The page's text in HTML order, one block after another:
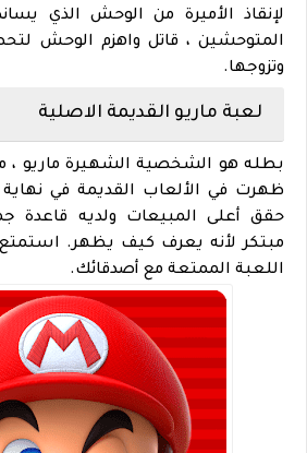
لإنقاذ الأميرة من الوحش الذي
المتوحشين ، قاتل واهزم الوحش
وتزوجها.
لعبة ماريو القديمة الاصلية
بطله هو الشخصية الشهيرة ماريو ،
ظهرت في الألعاب القديمة في نهاية
حقق أعلى المبيعات ولديه قاعدة
مبتكر لأنه يعرف كيف يظهر.
اللعبة الممتعة مع أصدقائك.